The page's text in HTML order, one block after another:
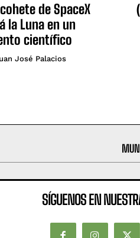
de SpaceX
la Luna en un
científico
José Palacios
SÍGUENOS EN